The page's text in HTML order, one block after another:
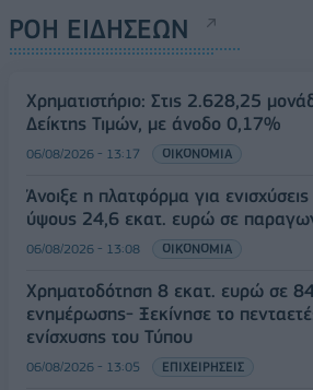
ΡΟΗ ΕΙΔΗΣΕΩΝ
Χρηματιστήριο: Στις 2.628,25
Δείκτης Τιμών, με άνοδο 0,17%
06/08/2026 - 13:17 ΟΙΚΟΝΟΜΙΑ
Άνοιξε η πλατφόρμα για
ύψους 24,6 εκατ. ευρώ σε
06/08/2026 - 13:08 ΟΙΚΟΝΟΜΙΑ
Χρηματοδότηση 8 εκατ. ευρώ σε
ενημέρωσης- Ξεκίνησε το
ενίσχυσης του Τύπου
06/08/2026 - 13:05 ΕΠΙΧΕΙΡΗΣΕΙΣ